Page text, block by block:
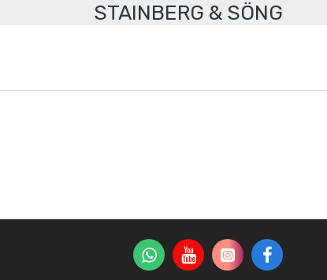
STAINBERG & SÖNG